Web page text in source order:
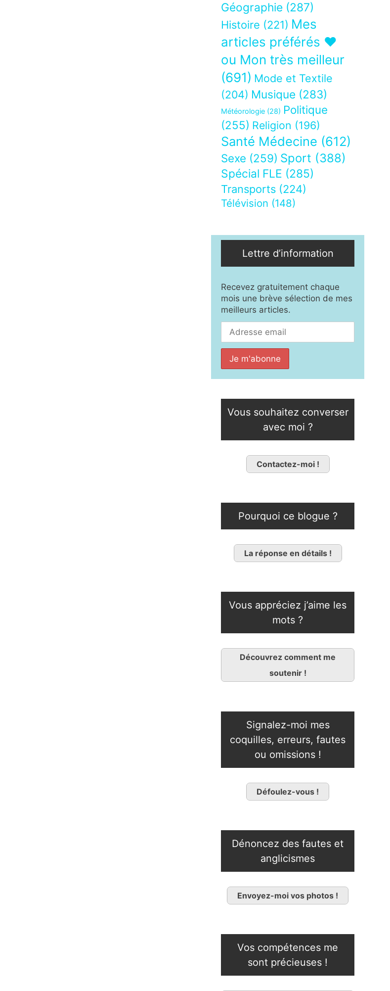
Géographie (287)
Histoire (221) Mes
articles préférés ❤
ou Mon très meilleur
(691) Mode et Textile
(204) Musique (283)
Météorologie (28) Politique
(255) Religion (196)
Santé Médecine (612)
Sexe (259) Sport (388)
Spécial FLE (285)
Transports (224)
Télévision (148)
Lettre d’information
Recevez gratuitement chaque
mois une brève sélection de mes
meilleurs articles.
Vous souhaitez converser
avec moi ?
Contactez-moi !
Pourquoi ce blogue ?
La réponse en détails !
Vous appréciez j’aime les
mots ?
Découvrez comment me
soutenir !
Signalez-moi mes
coquilles, erreurs, fautes
ou omissions !
Défoulez-vous !
Dénoncez des fautes et
anglicismes
Envoyez-moi vos photos !
Vos compétences me
sont précieuses !